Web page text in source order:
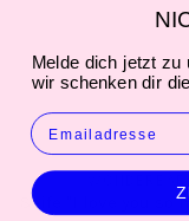
Seife "I love you so
Melde dich jetzt zu
wir schenken dir
EMAIL